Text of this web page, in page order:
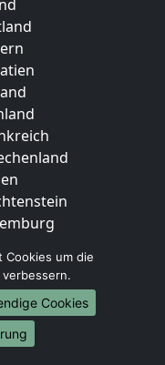
um die
Cookies